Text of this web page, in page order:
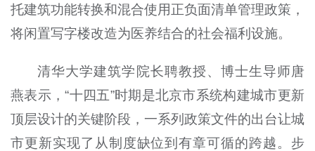
托建筑功能转换和混合使用正负面清单管理政策，
将闲置写字楼改造为医养结合的社会福利设施。
清华大学建筑学院长聘教授、博士生导师唐
燕表示，“十四五”时期是北京市系统构建城市更新
顶层设计的关键阶段，一系列政策文件的出台让城
市更新实现了从制度缺位到有章可循的跨越。步